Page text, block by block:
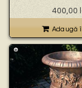
400,00
Adaugă